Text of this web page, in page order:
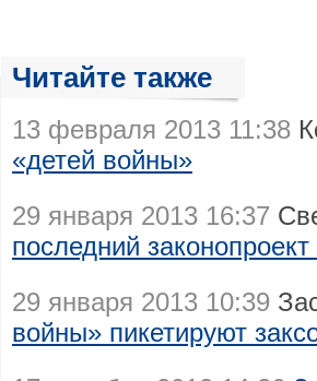
Читайте также
13 февраля 2013 11:38
«детей войны»
29 января 2013 16:37
последний
29 января 2013 10:39
войны» пикетируют